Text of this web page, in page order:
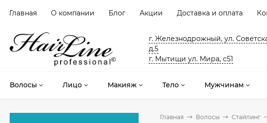
Главная О компании Блог Акции Доставка и оплата
г. Железнодрожный, ул.
д.5
г. Мытищи ул. Мира, с51
Волосы Лицо Макияж Тело Мужчинам
Главная Волосы Стайлинг